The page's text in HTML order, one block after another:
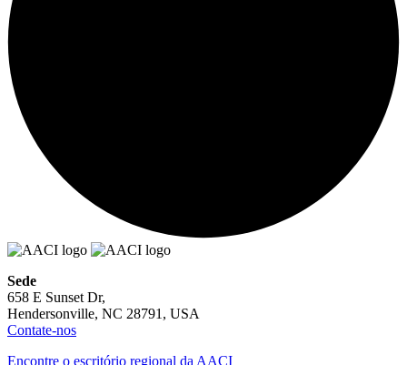
Sede
658 E Sunset Dr,
Hendersonville, NC 28791, USA
Contate-nos
Encontre o escritório regional da AACI